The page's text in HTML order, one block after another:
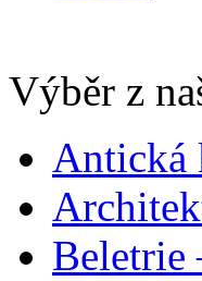
Výběr z
Antická
Beletrie